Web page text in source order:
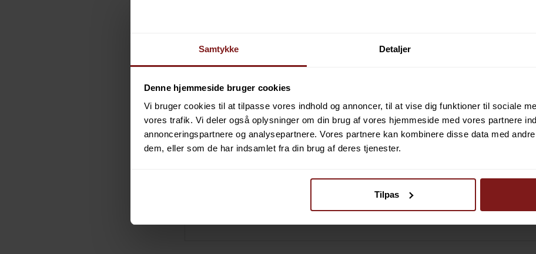
Samtykke Detaljer
Denne hjemmeside bruger cookies
Vi bruger cookies til at tilpasse vores indhold og annoncer, til at vise dig funktioner til sociale
vores trafik. Vi deler også oplysninger om din brug af vores hjemmeside med vores partnere
annonceringspartnere og analysepartnere. Vores partnere kan kombinere disse data med
dem, eller som de har indsamlet fra din brug af deres tjenester.
Tilpas
Geoff Anderson WS7 Vadejakke